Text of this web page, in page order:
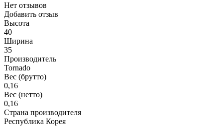
Нет отзывов
Добавить отзыв
Высота
40
Ширина
35
Производитель
Tornado
Вес (брутто)
0,16
Вес (нетто)
0,16
Страна производителя
Республика Корея